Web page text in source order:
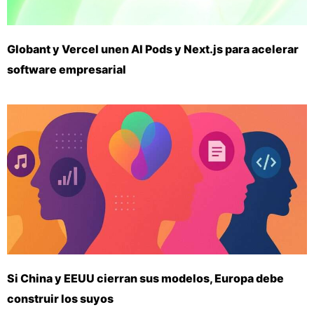
Globant y Vercel unen AI Pods y Next.js para acelerar
software empresarial
Si China y EEUU cierran sus modelos, Europa debe
construir los suyos